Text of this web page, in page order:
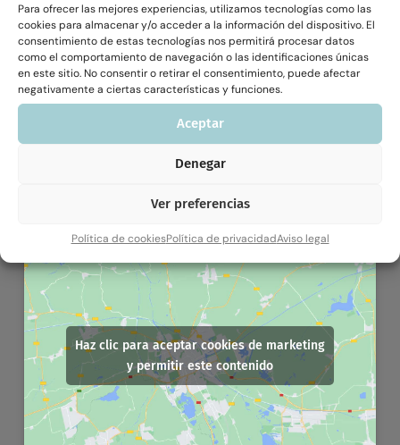
Para ofrecer las mejores experiencias, utilizamos tecnologías como las
cookies para almacenar y/o acceder a la información del dispositivo. El
consentimiento de estas tecnologías nos permitirá procesar datos
como el comportamiento de navegación o las identificaciones únicas
en este sitio. No consentir o retirar el consentimiento, puede afectar
negativamente a ciertas características y funciones.
Aceptar
Denegar
Ver preferencias
Política de cookiesPolítica de privacidadAviso legal
Tu centro integrativo
Centro de psicología en Terrassa. Espai Nun somos un centro de
soporte terapéutico formado por un grupo de expertas
psicólogas con enfoque multidisciplinar e integrativo para todos
con años de experiencia en el sector del bienestar emocional.
Haz clic para aceptar cookies de marketing
y permitir este contenido